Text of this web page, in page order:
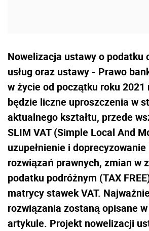
Nowelizacja ustawy o podatku
usług oraz ustawy - Prawo
w życie od początku roku
będzie liczne uproszczenia w
aktualnego kształtu, przede
SLIM VAT (Simple Local And
uzupełnienie i
rozwiązań prawnych, zmian w
podatku podróżnym (TAX
matrycy stawek VAT.
rozwiązania zostaną opisane
artykule. Projekt nowelizacji